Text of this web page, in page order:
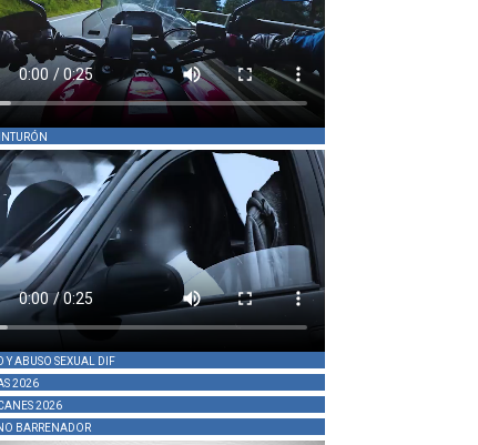
Y ABUSO SEXUAL DIF
2026
2026
BARRENADOR